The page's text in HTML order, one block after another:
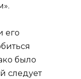
его
было
следует